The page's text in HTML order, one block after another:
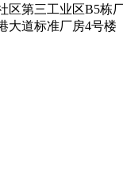
第三工业区B5栋
大道标准厂房4号楼